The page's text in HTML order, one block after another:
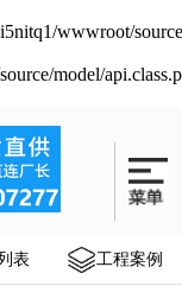
wwwroot/
model/
表 工程案例